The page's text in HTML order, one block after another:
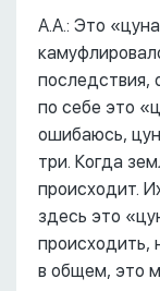
А.А.: Это
последствия,
по себе это
ошибаюсь,
три. Когда
происходит.
здесь это
происходить,
в общем, это